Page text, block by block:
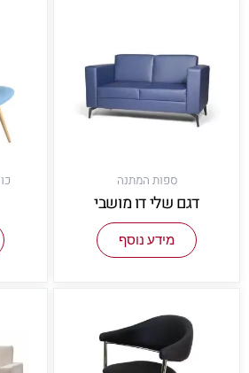
ספות המתנה
דגם שלי דו מושבי
מידע נוסף